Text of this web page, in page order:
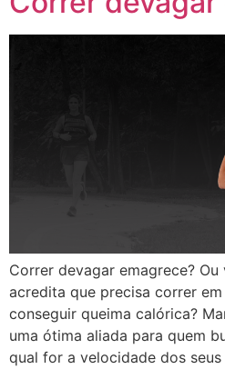
Correr devagar emagrece?
acredita que precisa correr
conseguir queima calórica?
uma ótima aliada para quem
qual for a velocidade dos seus